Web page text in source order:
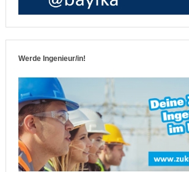
Werde Ingenieur/in!